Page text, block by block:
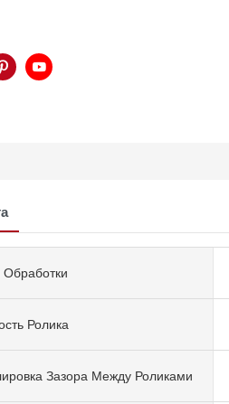
Ролика
Зазора Между Роликами